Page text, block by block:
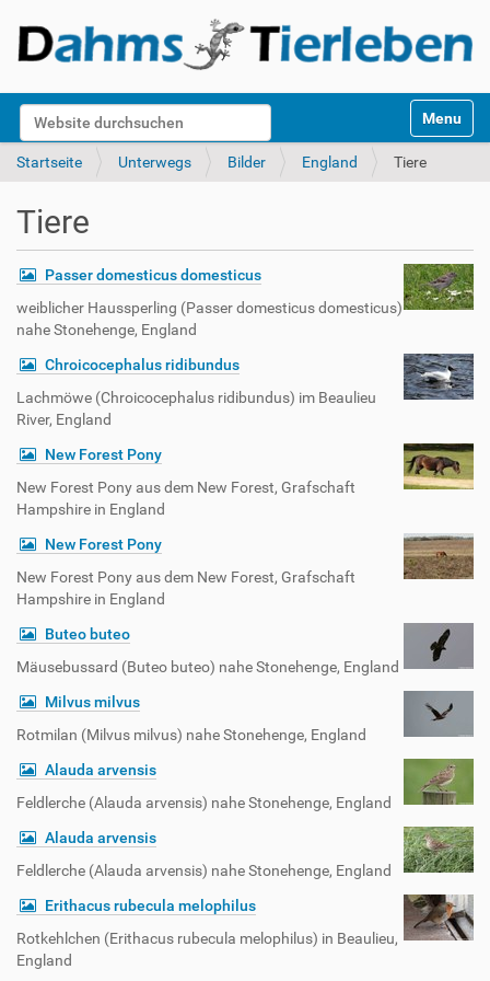
Website durchsuchen
k
Toggle
Startseite Unterwegs Bilder England Tiere
Tiere
Passer domesticus domesticus
weiblicher Haussperling (Passer domesticus domesticus)
nahe Stonehenge, England
Chroicocephalus ridibundus
Lachmöwe (Chroicocephalus ridibundus) im Beaulieu
River, England
New Forest Pony
New Forest Pony aus dem New Forest, Grafschaft
Hampshire in England
New Forest Pony
New Forest Pony aus dem New Forest, Grafschaft
Hampshire in England
Buteo buteo
Mäusebussard (Buteo buteo) nahe Stonehenge, England
Milvus milvus
Rotmilan (Milvus milvus) nahe Stonehenge, England
Alauda arvensis
Feldlerche (Alauda arvensis) nahe Stonehenge, England
Alauda arvensis
Feldlerche (Alauda arvensis) nahe Stonehenge, England
Erithacus rubecula melophilus
Rotkehlchen (Erithacus rubecula melophilus) in Beaulieu,
England